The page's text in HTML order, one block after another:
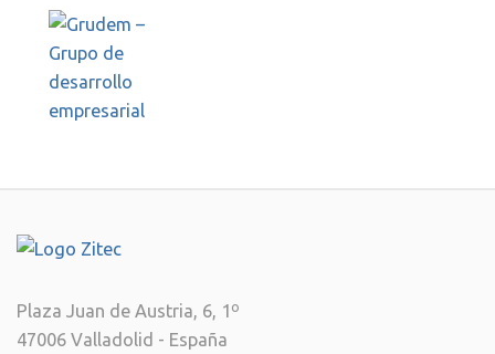
Plaza Juan de Austria, 6, 1º
47006 Valladolid - España